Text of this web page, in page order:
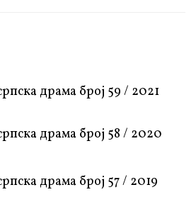
драма број 59 / 2021
драма број 58 / 2020
драма број 57 / 2019